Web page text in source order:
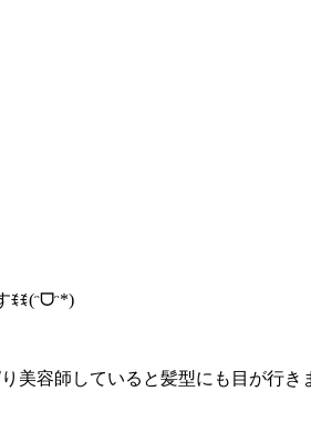
美容師していると髪型にも目が行